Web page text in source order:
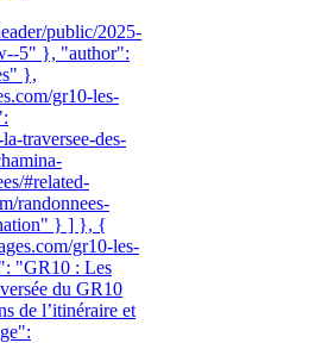
public/2025-
5" }, "author":
},
gr10-les-
traversee-des-
#related-
randonnees-
} ] }, {
gr10-les-
"GR10 : Les
du GR10
de l’itinéraire et